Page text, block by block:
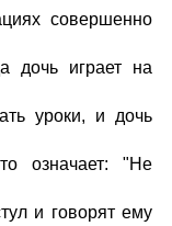
совершенно
дочь играет на
уроки, и дочь
означает: "Не
и говорят ему